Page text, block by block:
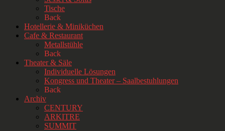
Tische
Back
Hotellerie & Miniküchen
Cafe & Restaurant
Metallstühle
Back
Theater & Säle
Individuelle Lösungen
Kongress und Theater – Saalbestuhlungen
Back
Archiv
CENTURY
ARKITRE
SUMMIT